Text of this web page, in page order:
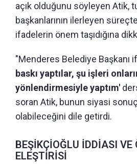
açık olduğunu söyleyen Atik,
başkanlarının ilerleyen
ifadelerin önem taşıdığına
"Menderes Belediye Başkanı
baskı yaptılar, şu işleri
yönlendirmesiyle yaptım'
soran Atik, bunun siyasi
olabileceğini dile getirdi.
BEŞİKÇİOĞLU İDDİASI VE
ELEŞTİRİSİ